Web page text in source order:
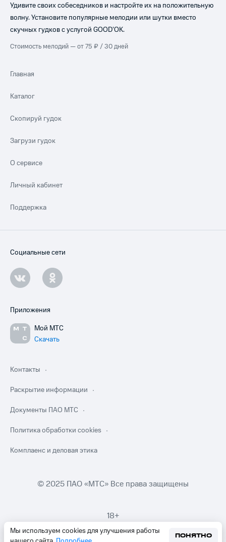
Мы используем cookies для улучшения работы
ПОНЯТНО
Удивите своих собеседников и настройте их на положительную
волну. Установите популярные мелодии или шутки вместо
скучных гудков с услугой GOOD’OK.
Стоимость мелодий — от 75 ₽ / 30 дней
Главная
Каталог
Скопируй гудок
Загрузи гудок
О сервисе
Личный кабинет
Поддержка
Социальные сети
Приложения
Мой МТС
Скачать
Контакты
Раскрытие информации
Документы ПАО МТС
Политика обработки cookies
Комплаенс и деловая этика
© 2025 ПАО «МТС» Все права защищены
18+